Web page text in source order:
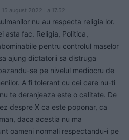
15 august 2022 La 17.52
nu au respecta religia lor.
asta fac. Religia, Politica,
pentru controlul maselor
ajung dictatorii sa distruga
se pe nivelul mediocru de
A fi tolerant cu cei care nu-ti
te deranjeaza este o calitate. De
despre X ca este poponar, ca
daca acestia nu ma
oameni normali respectandu-i pe